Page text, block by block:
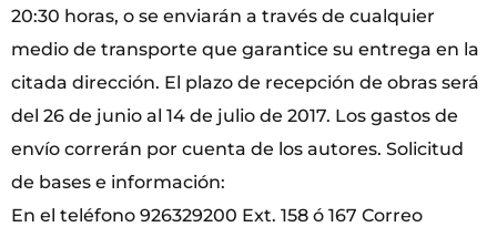
20:30 horas, o se enviarán a través de cualquier
medio de transporte que garantice su entrega en la
citada dirección. El plazo de recepción de obras será
del 26 de junio al 14 de julio de 2017. Los gastos de
envío correrán por cuenta de los autores. Solicitud
de bases e información:
En el teléfono 926329200 Ext. 158 ó 167 Correo